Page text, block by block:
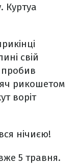
Куртуа
свій
рикошетом
воріт
нічиєю!
5 травня.